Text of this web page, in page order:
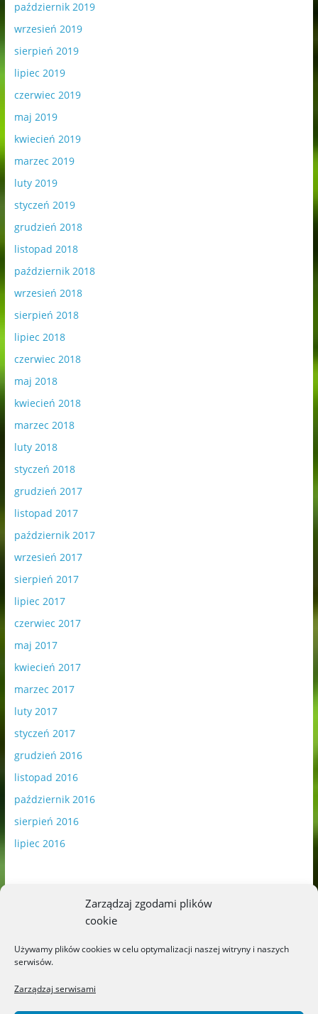
Zarządzaj zgodami plików
cookie
Używamy plików cookies w celu optymalizacji naszej witryny i naszych
serwisów.
Zarządzaj serwisami
październik 2019
wrzesień 2019
sierpień 2019
lipiec 2019
czerwiec 2019
maj 2019
kwiecień 2019
marzec 2019
luty 2019
styczeń 2019
grudzień 2018
listopad 2018
październik 2018
wrzesień 2018
sierpień 2018
lipiec 2018
czerwiec 2018
maj 2018
kwiecień 2018
marzec 2018
luty 2018
styczeń 2018
grudzień 2017
listopad 2017
październik 2017
wrzesień 2017
sierpień 2017
lipiec 2017
czerwiec 2017
maj 2017
kwiecień 2017
marzec 2017
luty 2017
styczeń 2017
grudzień 2016
listopad 2016
październik 2016
sierpień 2016
lipiec 2016